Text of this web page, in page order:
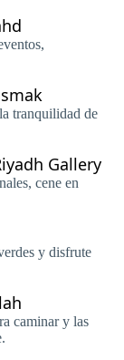
tranquilidad de
Gallery
cene en
y disfrute
caminar y las